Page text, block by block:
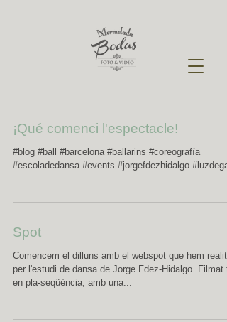
¡Qué comenci l'espectacle!
#blog #ball #barcelona #ballarins #coreografía
#escoladedansa #events #jorgefdezhidalgo
Spot
Comencem el dilluns amb el webspot que hem
per l'estudi de dansa de Jorge Fdez-Hidalgo. Filmat
en pla-seqüència, amb una...